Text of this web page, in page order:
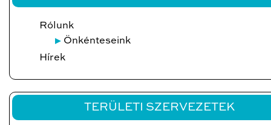
Rólunk
Önkénteseink
Hírek
TERÜLETI SZERVEZETEK